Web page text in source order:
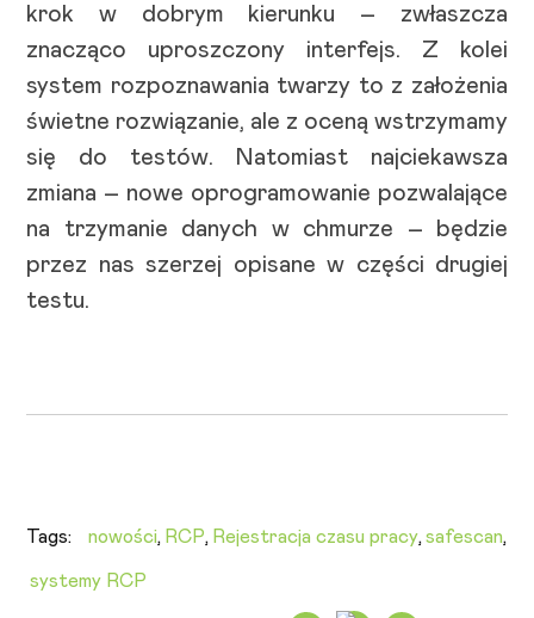
krok w dobrym kierunku – zwłaszcza
znacząco uproszczony interfejs. Z kolei
system rozpoznawania twarzy to z założenia
świetne rozwiązanie, ale z oceną wstrzymamy
się do testów. Natomiast najciekawsza
zmiana – nowe oprogramowanie pozwalające
na trzymanie danych w chmurze – będzie
przez nas szerzej opisane w części drugiej
testu.
Tags: nowości, RCP, Rejestracja czasu pracy, safescan,
systemy RCP